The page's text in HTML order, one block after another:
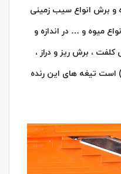
و برش انواع سیب زمینی
میوه و … در اندازه و
، برش ریز و دراز ،
است تیغه های این رنده